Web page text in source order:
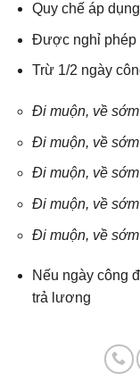
Quy chế áp
Được nghỉ phép
Trừ 1/2 ngày
Đi muộn, về
Đi muộn, về
Đi muộn, về
Đi muộn, về
Đi muộn, về
Nếu ngày công
trả lương